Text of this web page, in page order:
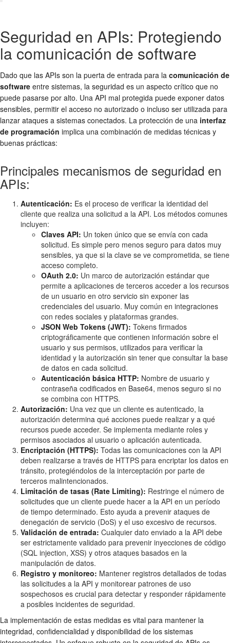
Seguridad en APIs: Protegiendo
la comunicación de software
Dado que las APIs son la puerta de entrada para la comunicación de
software entre sistemas, la seguridad es un aspecto crítico que no
puede pasarse por alto. Una API mal protegida puede exponer datos
sensibles, permitir el acceso no autorizado o incluso ser utilizada para
lanzar ataques a sistemas conectados. La protección de una interfaz
de programación implica una combinación de medidas técnicas y
buenas prácticas:
Principales mecanismos de seguridad en
APIs:
Autenticación: Es el proceso de verificar la identidad del
cliente que realiza una solicitud a la API. Los métodos comunes
incluyen:
Claves API: Un token único que se envía con cada
solicitud. Es simple pero menos seguro para datos muy
sensibles, ya que si la clave se ve comprometida, se tiene
acceso completo.
OAuth 2.0: Un marco de autorización estándar que
permite a aplicaciones de terceros acceder a los recursos
de un usuario en otro servicio sin exponer las
credenciales del usuario. Muy común en integraciones
con redes sociales y plataformas grandes.
JSON Web Tokens (JWT): Tokens firmados
criptográficamente que contienen información sobre el
usuario y sus permisos, utilizados para verificar la
identidad y la autorización sin tener que consultar la base
de datos en cada solicitud.
Autenticación básica HTTP: Nombre de usuario y
contraseña codificados en Base64, menos seguro si no
se combina con HTTPS.
Autorización: Una vez que un cliente es autenticado, la
autorización determina qué acciones puede realizar y a qué
recursos puede acceder. Se implementa mediante roles y
permisos asociados al usuario o aplicación autenticada.
Encriptación (HTTPS): Todas las comunicaciones con la API
deben realizarse a través de HTTPS para encriptar los datos en
tránsito, protegiéndolos de la interceptación por parte de
terceros malintencionados.
Limitación de tasas (Rate Limiting): Restringe el número de
solicitudes que un cliente puede hacer a la API en un período
de tiempo determinado. Esto ayuda a prevenir ataques de
denegación de servicio (DoS) y el uso excesivo de recursos.
Validación de entrada: Cualquier dato enviado a la API debe
ser estrictamente validado para prevenir inyecciones de código
(SQL injection, XSS) y otros ataques basados en la
manipulación de datos.
Registro y monitoreo: Mantener registros detallados de todas
las solicitudes a la API y monitorear patrones de uso
sospechosos es crucial para detectar y responder rápidamente
a posibles incidentes de seguridad.
La implementación de estas medidas es vital para mantener la
integridad, confidencialidad y disponibilidad de los sistemas